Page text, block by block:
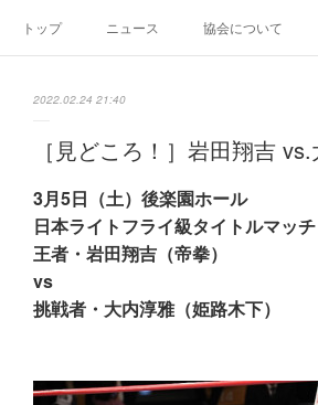
トップ ニュース 協会について
2022.02.24 21:40
［見どころ！］岩田翔吉
3月5日（土）後楽園ホール
日本ライトフライ級タイトルマッチ
王者・岩田翔吉（帝拳）
vs
挑戦者・大内淳雅（姫路木下）